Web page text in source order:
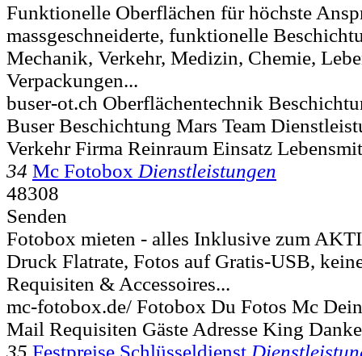
Funktionelle Oberflächen für höchste
massgeschneiderte, funktionelle
Mechanik, Verkehr, Medizin, Chemie,
Verpackungen...
buser-ot.ch Oberflächentechnik
Buser Beschichtung Mars Team
Verkehr Firma Reinraum Einsatz
34 Mc Fotobox Dienstleistungen
48308
Senden
Fotobox mieten - alles Inklusive zum
Druck Flatrate, Fotos auf Gratis-USB,
Requisiten & Accessoires...
mc-fotobox.de/ Fotobox Du Fotos Mc
Mail Requisiten Gäste Adresse King
35 Festpreise Schlüsseldienst